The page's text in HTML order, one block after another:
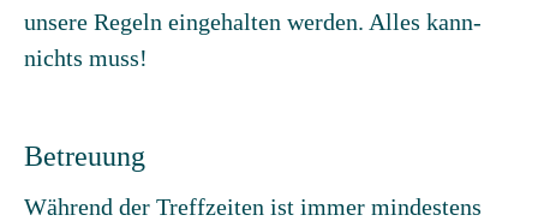
unsere Regeln eingehalten werden. Alles kann-
nichts muss!
Betreuung
Während der Treffzeiten ist immer mindestens